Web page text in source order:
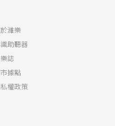
於濰樂
助聽器
誌
市據點
私權政策